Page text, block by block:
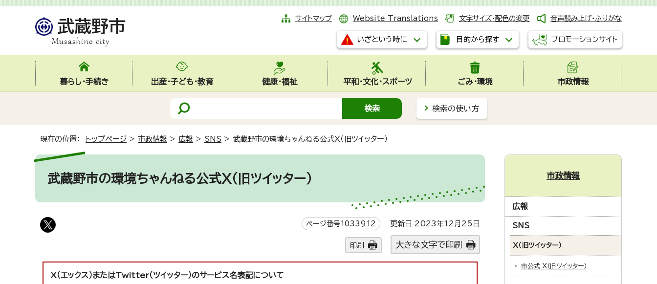
サイトマップ Website Translations 文字サイズ・配色の変更 音声読み上げ・ふりがな
いざという時に 目的から探す プロモーションサイト
暮らし・手続き 出産・子ども・教育 健康・福祉 平和・文化・スポーツ ごみ・環境 市政情報
検索の使い方
現在の位置： トップページ > 市政情報 > 広報 > SNS > 武蔵野市の環境ちゃんねる公式X（旧ツイッター）
武蔵野市の環境ちゃんねる公式X（旧ツイッター）
ページ番号1033912 更新日 2023年12月25日
印刷 大きな文字で印刷
X（エックス）またはTwitter（ツイッター）のサービス名表記について
市政情報
広報
SNS
X（旧ツイッター）
市公式 X（旧ツイッター）